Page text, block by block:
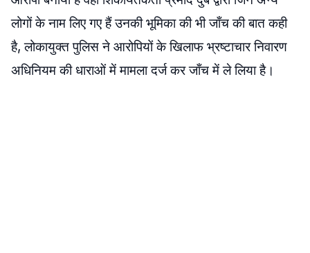
लोगों के नाम लिए गए हैं उनकी भूमिका की भी जाँच की बात कही
है, लोकायुक्त पुलिस ने आरोपियों के खिलाफ भ्रष्टाचार निवारण
अधिनियम की धाराओं में मामला दर्ज कर जाँच में ले लिया है।